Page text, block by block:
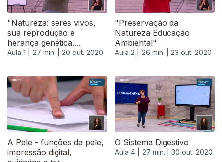
"Natureza: seres vivos,
sua reprodução e
herança genética....
Aula 1 | 27 min. | 20 out. 2020
"Preservação da
Natureza Educação
Ambiental"
Aula 2 | 26 min. | 23 out. 2020
A Pele - funções da pele,
impressão digital,
O Sistema Digestivo
Aula 4 | 27 min. | 30 out. 2020